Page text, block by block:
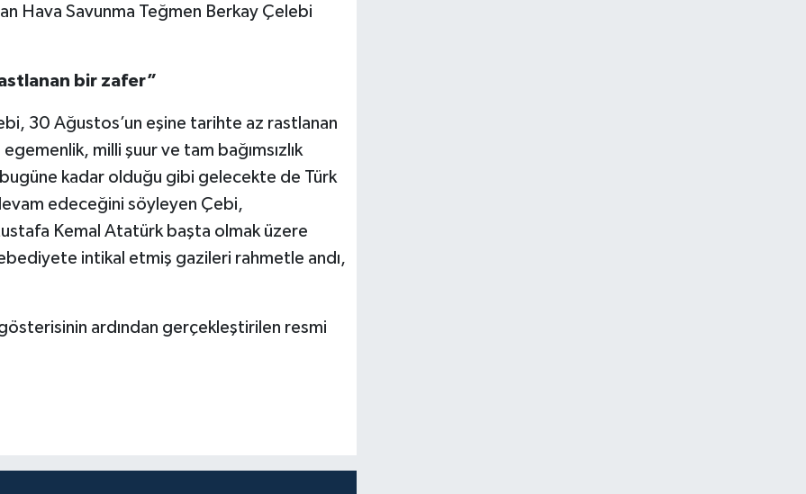
Hava Savunma Teğmen Berkay Çelebi
bir zafer”
30 Ağustos’un eşine tarihte az rastlanan
milli şuur ve tam bağımsızlık
kadar olduğu gibi gelecekte de Türk
edeceğini söyleyen Çebi,
Kemal Atatürk başta olmak üzere
intikal etmiş gazileri rahmetle andı,
ardından gerçekleştirilen resmi